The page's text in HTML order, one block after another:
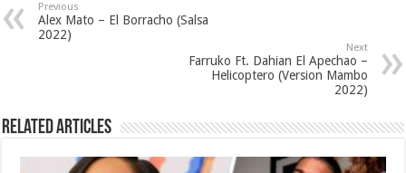
Previous
Alex Mato – El Borracho (Salsa
2022)
Next
Farruko Ft. Dahian El Apechao –
Helicoptero (Version Mambo
2022)
Related Articles